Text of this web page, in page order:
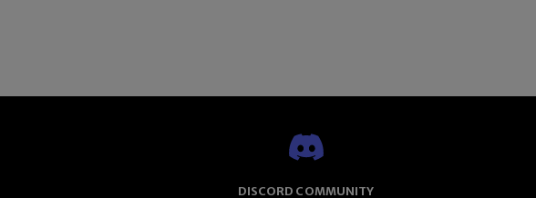
DISCORD COMMUNITY